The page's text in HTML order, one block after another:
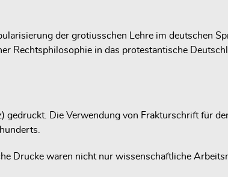
der grotiusschen Lehre im deutschen
Rechtsphilosophie in das protestantische
Die Verwendung von Frakturschrift für
Drucke waren nicht nur wissenschaftliche